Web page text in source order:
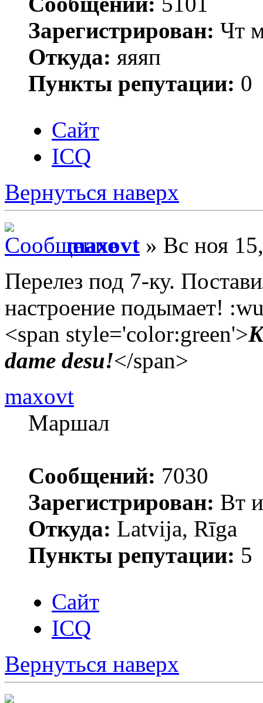
Зарегистрирован: Чт
Откуда: яяяп
Пункты репутации: 0
Сайт
ICQ
Вернуться наверх
maxovt » Вс ноя
Перелез под 7-ку.
настроение подымает!
<span style='color:green'>
dame desu!</span>
maxovt
Маршал
Сообщений: 7030
Зарегистрирован: Вт
Откуда: Latvija, Rīga
Пункты репутации: 5
Сайт
ICQ
Вернуться наверх